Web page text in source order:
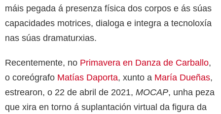
máis pegada á presenza física dos corpos e ás súas
capacidades motrices, dialoga e integra a tecnoloxía
nas súas dramaturxias.
Recentemente, no Primavera en Danza de Carballo,
o coreógrafo Matías Daporta, xunto a María Dueñas,
estrearon, o 22 de abril de 2021, MOCAP, unha peza
que xira en torno á suplantación virtual da figura da